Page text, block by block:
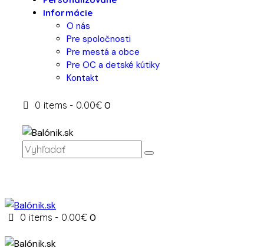
Informácie
O nás
Pre spoločnosti
Pre mestá a obce
Pre OC a detské kútiky
Kontakt
0 items - 0.00€ 0
0 items - 0.00€ 0